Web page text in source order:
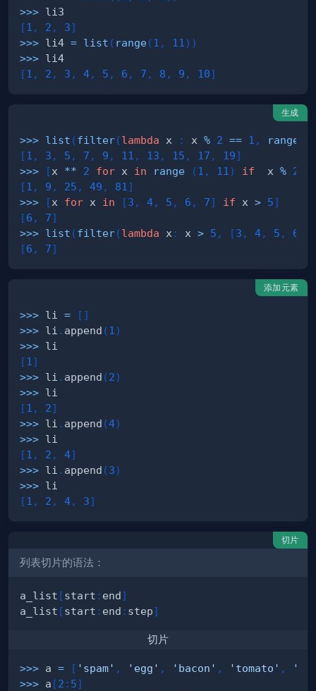
>>>
[1 , 2 , 3]
>>> li4 = list ( range(1 , 11 ) )
>>>
[1 , 2 , 3 , 4, 5 , 6 , 7 , 8 , 9 , 10]
生成
>>> list (filter(lambda x : x % 2 == 1 , range
[1 , 3 , 5 , 7 , 9 , 11 , 13 , 15 , 17 , 19]
>>> [x ** 2 for x in range (1 , 11 ) if
  x
% 2
[1 , 9 , 25 , 49 , 81 ]
>>> [x for x in [3 , 4, 5 , 6 , 7] if x > 5]
[6 , 7]
>>> list (filter(lambda x : x > 5 , [3 , 4, 5 , 6
[6 , 7]
添加元素
>>> li = [ ]
>>> li . append (1 )
>>>
[1 ]
>>> li . append (2)
>>>
[1 , 2]
>>> li . append (4)
>>>
[1 , 2 , 4]
>>> li . append (3)
>>>
[1 , 2 , 4, 3]
切片
列表切片的语法：
a_list [start : end]
a_list [start : end : step]
切片
>>> a = [ 'spam' , 'egg' , 'bacon' , 'tomato' ,
>>> a [2 : 5]